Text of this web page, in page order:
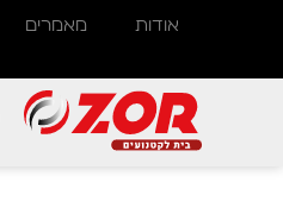
אודות מאמרים